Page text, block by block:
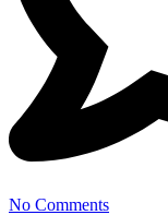
No Comments